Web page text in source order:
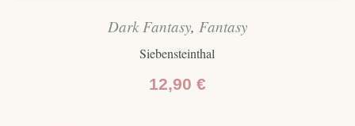
Dark Fantasy, Fantasy
Siebensteinthal
12,90 €